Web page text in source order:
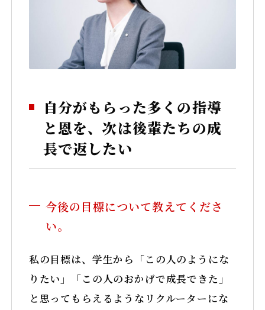
自分がもらった多くの指導
と恩を、次は後輩たちの成
長で返したい
今後の目標について教えてくださ
い。
私の目標は、学生から「この人のようにな
りたい」「この人のおかげで成長できた」
と思ってもらえるようなリクルーターにな